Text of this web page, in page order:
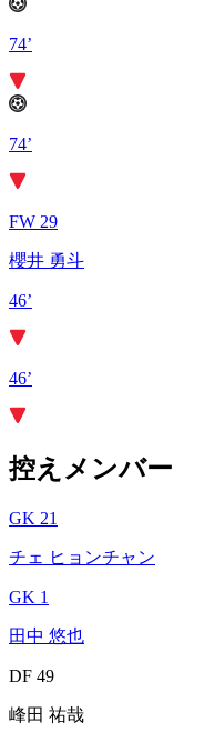
74’
74’
FW 29
櫻井 勇斗
46’
46’
控えメンバー
GK 21
チェ ヒョンチャン
GK 1
田中 悠也
DF 49
峰田 祐哉